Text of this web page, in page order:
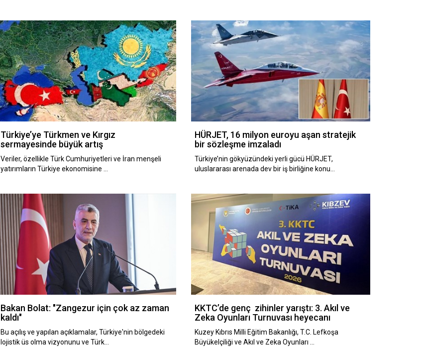
Türkiye’ye Türkmen ve Kırgız
sermayesinde büyük artış
Veriler, özellikle Türk Cumhuriyetleri ve İran menşeli
yatırımların Türkiye ekonomisine …
HÜRJET, 16 milyon euroyu aşan stratejik
bir sözleşme imzaladı
Türkiye’nin gökyüzündeki yerli gücü HÜRJET,
uluslararası arenada dev bir iş birliğine konu…
Bakan Bolat: "Zangezur için çok az zaman
kaldı"
Bu açılış ve yapılan açıklamalar, Türkiye'nin bölgedeki
lojistik üs olma vizyonunu ve Türk…
KKTC’de genç zihinler yarıştı: 3. Akıl ve
Zeka Oyunları Turnuvası heyecanı
Kuzey Kıbrıs Milli Eğitim Bakanlığı, T.C. Lefkoşa
Büyükelçiliği ve Akıl ve Zeka Oyunları …